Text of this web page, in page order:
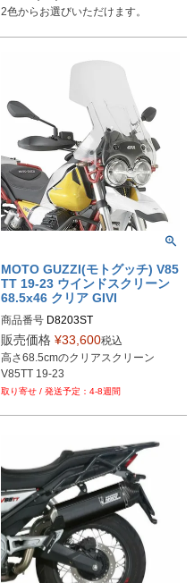
2色からお選びいただけます。
MOTO GUZZI(モトグッチ) V85
TT 19-23 ウインドスクリーン
68.5x46 クリア GIVI
商品番号 D8203ST
販売価格 ¥33,600税込
高さ68.5cmのクリアスクリーン
V85TT 19-23
4-8週間